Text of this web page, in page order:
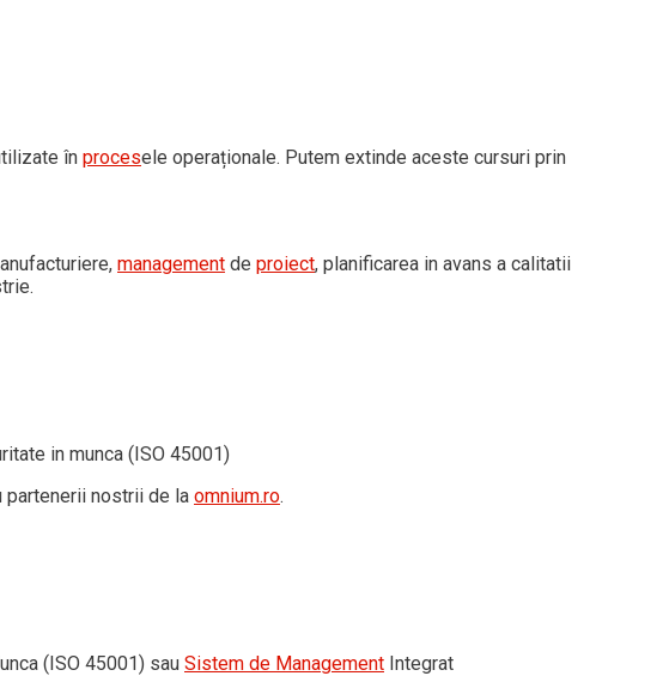
în procesele operaționale. Putem extinde aceste cursuri prin
management de proiect, planificarea in avans a calitatii
in munca (ISO 45001)
nostrii de la omnium.ro.
(ISO 45001) sau Sistem de Management Integrat